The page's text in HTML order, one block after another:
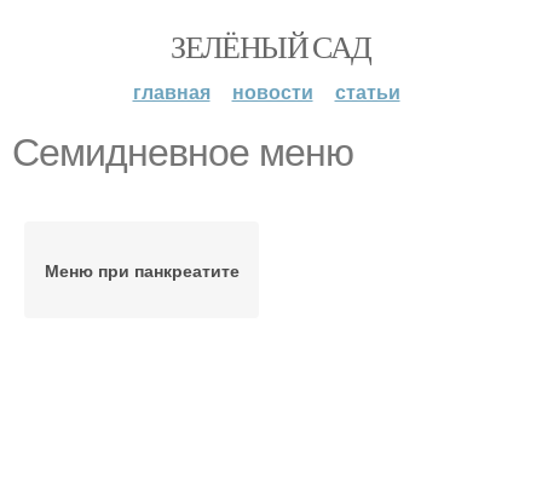
ЗЕЛЁНЫЙ САД
главная новости статьи
Семидневное меню
Меню при панкреатите